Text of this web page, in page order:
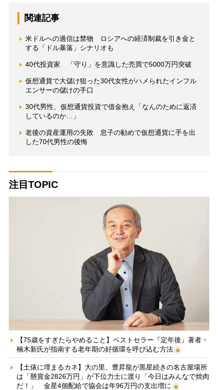
関連記事
米ドルへの過信は禁物 ロシアへの経済制裁を引き金と
する「ドル暴落」シナリオも
40代投資家 「守り」を意識した売買で5000万円突破
仮想通貨で大儲け狙った30代女性がハメられたインフル
エンサーの儲けの手口
30代男性、仮想通貨投資で借金抱え「なんのために返済
しているのか…」
老後の資産運用の失敗 息子の勧めで仮想通貨に手を出
した70代男性の後悔
注目TOPIC
【75歳をすぎたらやめること】ベストセラー『定年後』著者・
楠木新氏が指南する老年期の好循環を呼び込む方法
【土俵に埋まるカネ】大の里、豊昇龍が黒星続きの名古屋場所
は「懸賞金2826万円」が下位力士に渡り「今日はみんなで焼肉
だ！」 金星4個配給で協会は年96万円の支出増に